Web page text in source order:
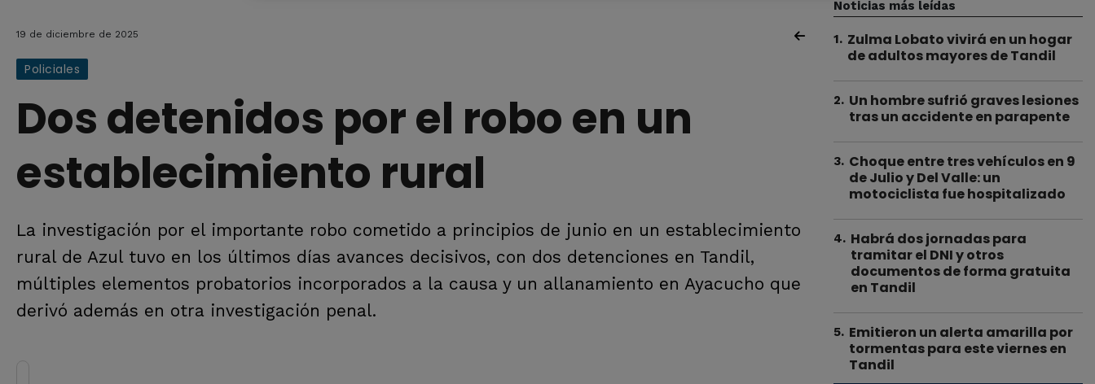
19 de diciembre de 2025
Policiales
Dos detenidos por el robo en un
establecimiento rural
La investigación por el importante robo cometido a principios de junio en un establecimiento
rural de Azul tuvo en los últimos días avances decisivos, con dos detenciones en Tandil,
múltiples elementos probatorios incorporados a la causa y un allanamiento en Ayacucho que
derivó además en otra investigación penal.
Noticias más leídas
1. Zulma Lobato vivirá en un hogar
de adultos mayores de Tandil
2. Un hombre sufrió graves lesiones
tras un accidente en parapente
3. Choque entre tres vehículos en 9
de Julio y Del Valle: un
motociclista fue hospitalizado
4. Habrá dos jornadas para
tramitar el DNI y otros
documentos de forma gratuita
en Tandil
5. Emitieron un alerta amarilla por
tormentas para este viernes en
Tandil